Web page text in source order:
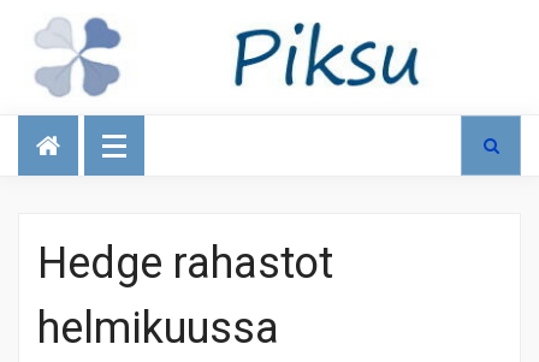
Talous
Hedge rahastot
helmikuussa